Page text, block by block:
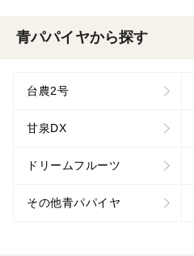
青パパイヤから探す
台農2号
甘泉DX
ドリームフルーツ
その他青パパイヤ